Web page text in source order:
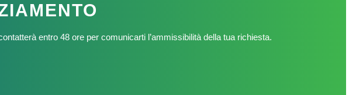
entro 48 ore per comunicarti l’ammissibilità della tua richiesta.